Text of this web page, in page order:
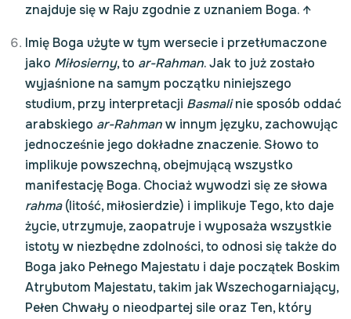
znajduje się w Raju zgodnie z uznaniem Boga. ↑
Imię Boga użyte w tym wersecie i przetłumaczone
jako Miłosierny, to ar-Rahman. Jak to już zostało
wyjaśnione na samym początku niniejszego
studium, przy interpretacji Basmalinie sposób oddać
arabskiego ar-Rahmanw innym języku, zachowując
jednocześnie jego dokładne znaczenie. Słowo to
implikuje powszechną, obejmującą wszystko
manifestację Boga. Chociaż wywodzi się ze słowa
rahma(litość, miłosierdzie) i implikuje Tego, kto daje
życie, utrzymuje, zaopatruje i wyposaża wszystkie
istoty w niezbędne zdolności, to odnosi się także do
Boga jako Pełnego Majestatu i daje początek Boskim
Atrybutom Majestatu, takim jak Wszechogarniający,
Pełen Chwały o nieodpartej sile oraz Ten, który